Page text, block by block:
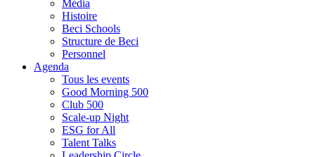
Média
Histoire
Beci Schools
Structure de Beci
Personnel
Agenda
Tous les events
Good Morning 500
Club 500
Scale-up Night
ESG for All
Talent Talks